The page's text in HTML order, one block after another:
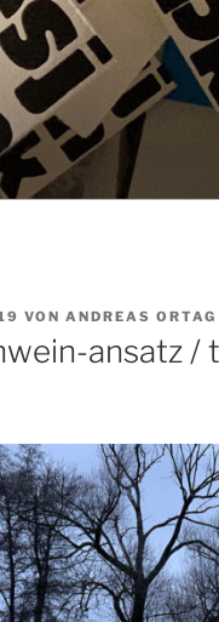
VON ANDREAS ORTAG
ansatz /